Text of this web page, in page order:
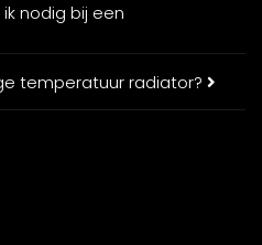
nodig bij een
temperatuur radiator?